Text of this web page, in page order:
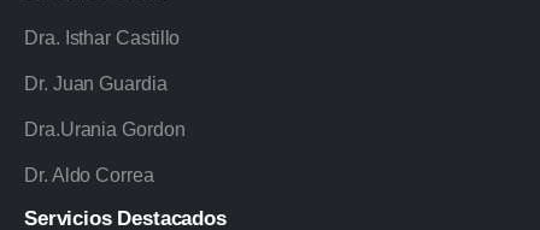
Dra. Isthar Castillo
Dr. Juan Guardia
Dra.Urania Gordon
Dr. Aldo Correa
Servicios Destacados